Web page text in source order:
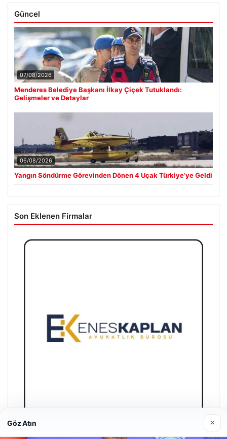
Güncel
07/08/2026
Menderes Belediye Başkanı İlkay Çiçek Tutuklandı:
Gelişmeler ve Detaylar
06/08/2026
Yangın Söndürme Görevinden Dönen 4 Uçak Türkiye’ye Geldi
Son Eklenen Firmalar
Göz Atın ×